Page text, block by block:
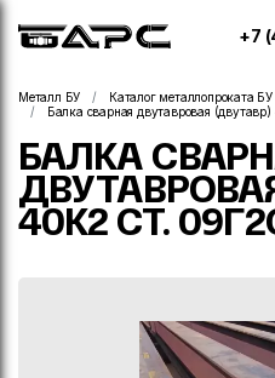
+7
Металл БУ Каталог металлопроката БУ
Балка сварная двутавровая
БАЛКА
40К2 СТ.